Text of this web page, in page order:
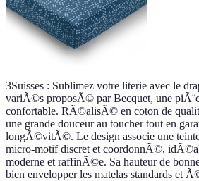
3Suisses : Sublimez votre literie avec le
variÃ©s proposÃ© par Becquet, une
confortable. RÃ©alisÃ© en coton de
une grande douceur au toucher tout en
longÃ©vitÃ©. Le design associe une
micro-motif discret et coordonnÃ©,
moderne et raffinÃ©e. Sa hauteur de
bien envelopper les matelas standards et